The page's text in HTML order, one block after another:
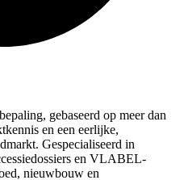
gebaseerd op meer dan
en een eerlijke,
Gespecialiseerd in
en VLABEL-
nieuwbouw en